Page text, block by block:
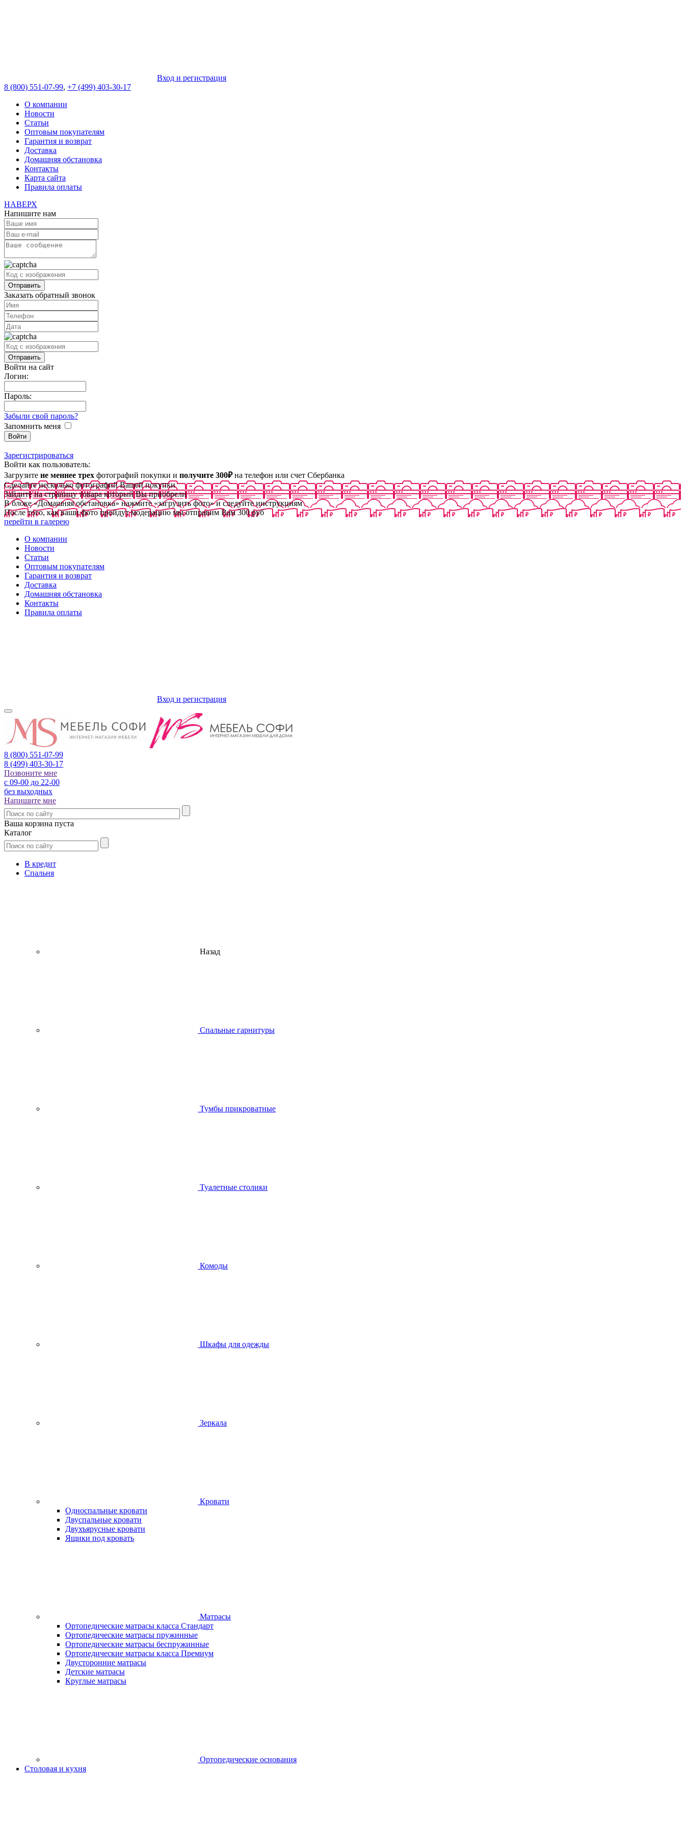
Вход и регистрация
8 (800) 551-07-99, +7 (499) 403-30-17
О компании
Новости
Статьи
Оптовым покупателям
Гарантия и возврат
Доставка
Домашняя обстановка
Контакты
Карта сайта
Правила оплаты
НАВЕРХ
Напишите нам
Заказать обратный звонок
Войти на сайт
Логин:
Пароль:
Забыли свой пароль?
Запомнить меня
Зарегистрироваться
Войти как пользователь:
Загрузите не меннее трех фотографий покупки и получите 300₽на телефон или счет Сбербанка
Сделайте несколько фотографий Вашей покупки
Зайдите на страницу товара который Вы приобрели
В блоке «Домашняя обстановка» нажмите «загрузить фото» и следуйте инструкциям
После того, как ваши фото пройдут модерацию мы отправим Вам 300 руб
перейти в галерею
О компании
Новости
Статьи
Оптовым покупателям
Гарантия и возврат
Доставка
Домашняя обстановка
Контакты
Правила оплаты
Вход и регистрация
8 (800) 551-07-99
8 (499) 403-30-17
Позвоните мне
с 09-00 до 22-00
без выходных
Напишите мне
Ваша корзина пуста
Каталог
В кредит
Спальня
Назад
Спальные гарнитуры
Тумбы прикроватные
Туалетные столики
Комоды
Шкафы для одежды
Зеркала
Кровати
Односпальные кровати
Двуспальные кровати
Двухъярусные кровати
Ящики под кровать
Матрасы
Ортопедические матрасы класса Стандарт
Ортопедические матрасы пружинные
Ортопедические матрасы беспружинные
Ортопедические матрасы класса Премиум
Двусторонние матрасы
Детские матрасы
Круглые матрасы
Ортопедические основания
Столовая и кухня